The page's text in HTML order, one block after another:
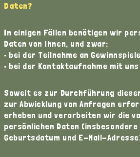
Daten?
In einigen Fällen benötigen wir
Daten von Ihnen, und zwar:
• bei der Teilnahme an
• bei der Kontaktaufnahme mit uns
Soweit es zur Durchführung
zur Abwicklung von Anfragen
erheben und verarbeiten wir die
persönlichen Daten (insbesondere
Geburtsdatum und E-Mail-